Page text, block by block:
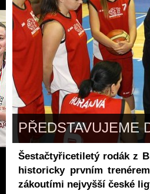
PŘEDSTAVUJEME
Šestačtyřicetiletý rodák z
historicky prvním
zákoutími nejvyšší české